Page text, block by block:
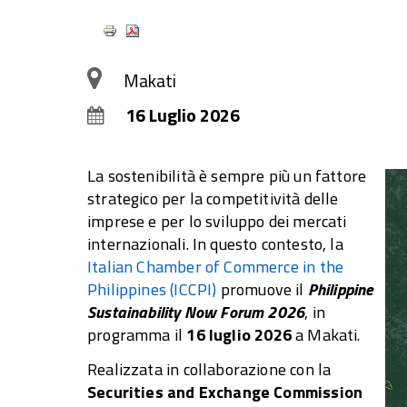
Makati
16 Luglio 2026
La sostenibilità è sempre più un fattore
strategico per la competitività delle
imprese e per lo sviluppo dei mercati
internazionali. In questo contesto, la
Italian Chamber of Commerce in the
Philippines (ICCPI) promuove il Philippine
Sustainability Now Forum 2026, in
programma il 16 luglio 2026a Makati.
Realizzata in collaborazione con la
Securities and Exchange Commission